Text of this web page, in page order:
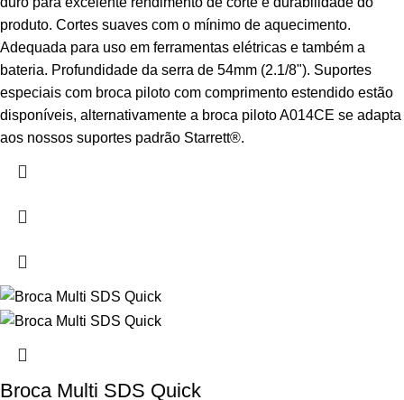
produto. Cortes suaves com o mínimo de aquecimento.
Adequada para uso em ferramentas elétricas e também a
bateria. Profundidade da serra de 54mm (2.1/8"). Suportes
especiais com broca piloto com comprimento estendido estão
disponíveis, alternativamente a broca piloto A014CE se adapta
aos nossos suportes padrão Starrett®.
Broca Multi SDS Quick